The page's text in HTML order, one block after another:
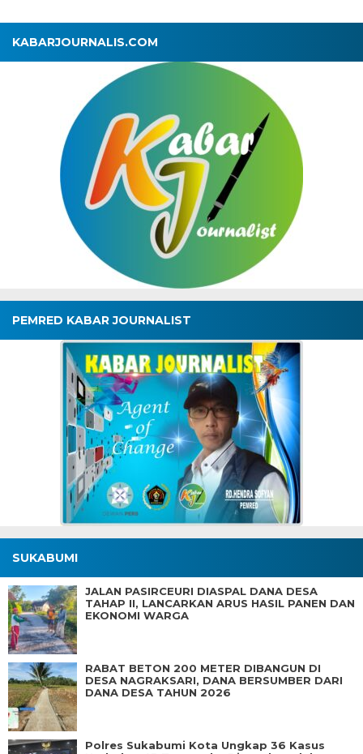
KABARJOURNALIS.COM
PEMRED KABAR JOURNALIST
SUKABUMI
JALAN PASIRCEURI DIASPAL DANA DESA
TAHAP II, LANCARKAN ARUS HASIL PANEN DAN
EKONOMI WARGA
RABAT BETON 200 METER DIBANGUN DI
DESA NAGRAKSARI, DANA BERSUMBER DARI
DANA DESA TAHUN 2026
Polres Sukabumi Kota Ungkap 36 Kasus